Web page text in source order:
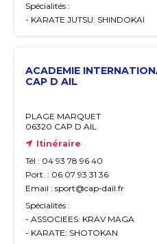
Spécialités :
- KARATE JUTSU: SHINDOKAI
ACADEMIE
CAP D AIL
PLAGE MARQUET
06320 CAP D AIL
Itinéraire
Tél : 04 93 78 96 40
Port. : 06 07 93 31 36
Email : sport@cap-dail.fr
Spécialités :
- ASSOCIEES: KRAV MAGA
- KARATE: SHOTOKAN